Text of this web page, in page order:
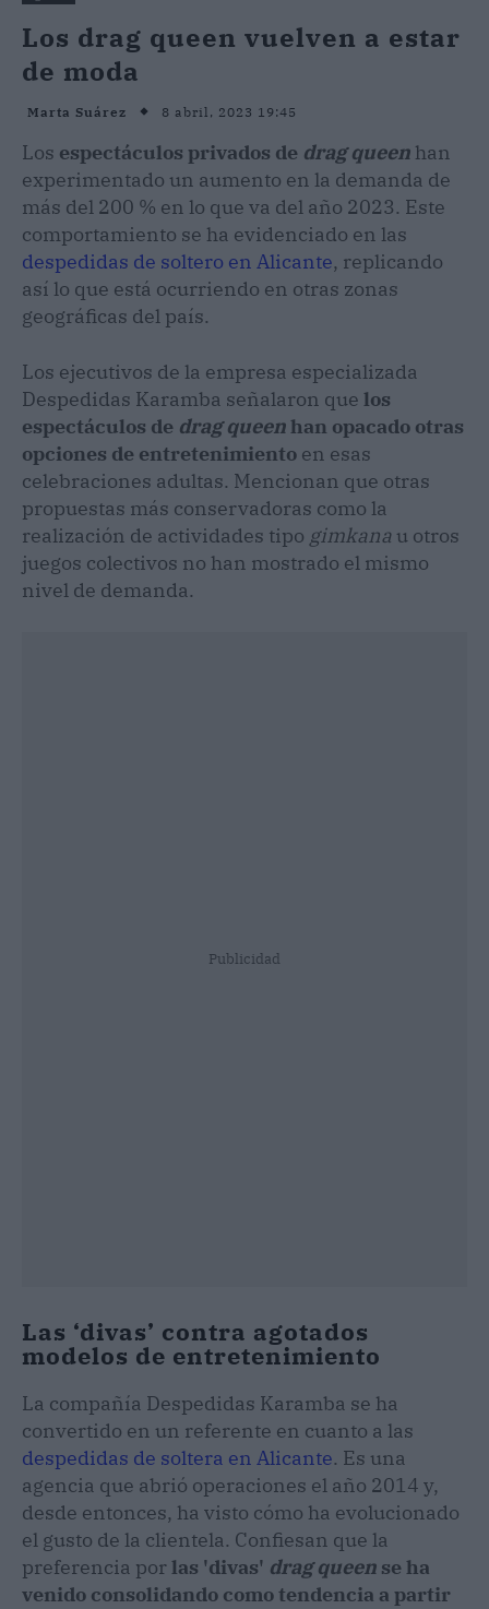
Los drag queen vuelven a estar
de moda
Marta Suárez 8 abril, 2023 19:45
Los espectáculos privados de drag queen han
experimentado un aumento en la demanda de
más del 200 % en lo que va del año 2023. Este
comportamiento se ha evidenciado en las
despedidas de soltero en Alicante, replicando
así lo que está ocurriendo en otras zonas
geográficas del país.
Los ejecutivos de la empresa especializada
Despedidas Karamba señalaron que los
espectáculos de drag queenhan opacado otras
opciones de entretenimiento en esas
celebraciones adultas. Mencionan que otras
propuestas más conservadoras como la
realización de actividades tipo gimkana u otros
juegos colectivos no han mostrado el mismo
nivel de demanda.
Publicidad
Las ‘divas’ contra agotados
modelos de entretenimiento
La compañía Despedidas Karamba se ha
convertido en un referente en cuanto a las
despedidas de soltera en Alicante. Es una
agencia que abrió operaciones el año 2014 y,
desde entonces, ha visto cómo ha evolucionado
el gusto de la clientela. Confiesan que la
preferencia porlas 'divas' drag queen se ha
venido consolidando como tendencia a partir